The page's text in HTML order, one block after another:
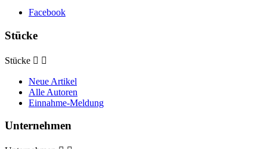
Facebook
Stücke
Stücke  
Neue Artikel
Alle Autoren
Einnahme-Meldung
Unternehmen